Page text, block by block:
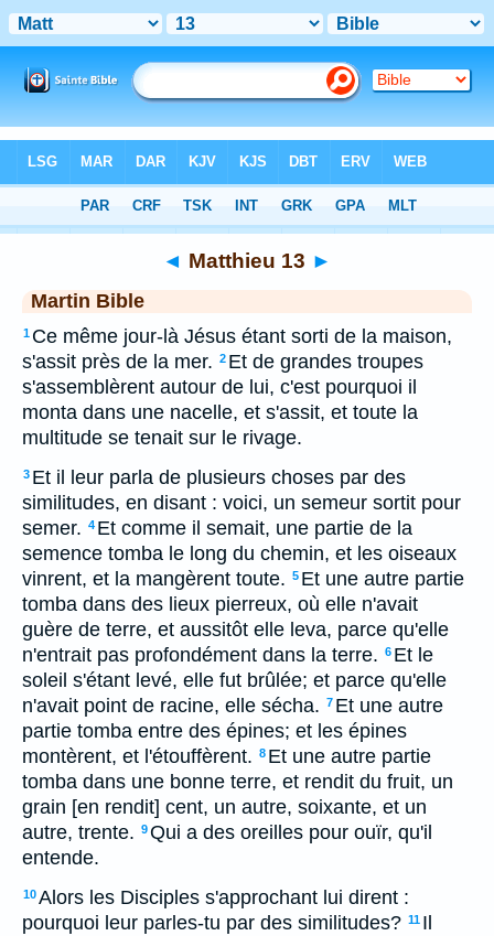
> Matthieu 13
◄ Matthieu 13 ►
Martin Bible
1 Ce même jour-là Jésus étant sorti de la maison,
s'assit près de la mer. 2 Et de grandes troupes
s'assemblèrent autour de lui, c'est pourquoi il
monta dans une nacelle, et s'assit, et toute la
multitude se tenait sur le rivage.
3 Et il leur parla de plusieurs choses par des
similitudes, en disant : voici, un semeur sortit pour
semer. 4 Et comme il semait, une partie de la
semence tomba le long du chemin, et les oiseaux
vinrent, et la mangèrent toute. 5 Et une autre partie
tomba dans des lieux pierreux, où elle n'avait
guère de terre, et aussitôt elle leva, parce qu'elle
n'entrait pas profondément dans la terre. 6 Et le
soleil s'étant levé, elle fut brûlée; et parce qu'elle
n'avait point de racine, elle sécha. 7 Et une autre
partie tomba entre des épines; et les épines
montèrent, et l'étouffèrent. 8 Et une autre partie
tomba dans une bonne terre, et rendit du fruit, un
grain [en rendit] cent, un autre, soixante, et un
autre, trente. 9Qui a des oreilles pour ouïr, qu'il
entende.
10Alors les Disciples s'approchant lui dirent :
pourquoi leur parles-tu par des similitudes? 11 Il